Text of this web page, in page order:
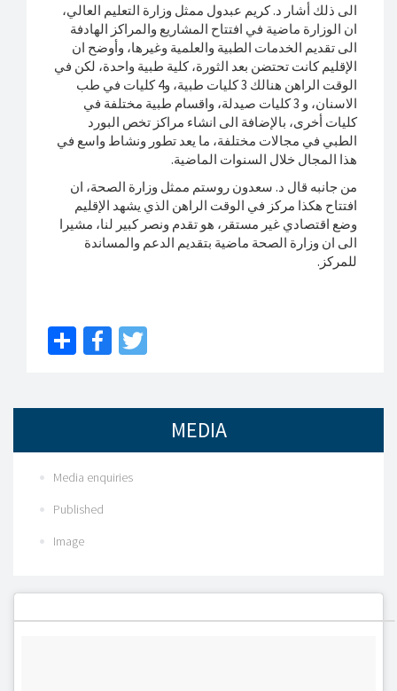
الى ذلك أشار د. كريم عبدول ممثل وزارة التعليم العالي،
ان الوزارة ماضية في افتتاح المشاريع والمراكز الهادفة
الى تقديم الخدمات الطبية والعلمية وغيرها، وأوضح ان
الإقليم كانت تحتضن بعد الثورة، كلية طبية واحدة، لكن في
الوقت الراهن هنالك 3 كليات طبية، و4 كليات في طب
الاسنان، و 3 كليات صيدلة، واقسام طبية مختلفة في
كليات أخرى، بالإضافة الى انشاء مراكز تخص البورد
الطبي في مجالات مختلفة، ما يعد تطور ونشاط واسع في
هذا المجال خلال السنوات الماضية.
من جانبه قال د. سعدون روستم ممثل وزارة الصحة، ان
افتتاح هكذا مركز في الوقت الراهن الذي يشهد الإقليم
وضع اقتصادي غير مستقر، هو تقدم ونصر كبير لنا، مشيرا
الى ان وزارة الصحة ماضية بتقديم الدعم والمساندة
للمركز.
ShareFacebook
MEDIA
Media enquiries
Published
Image